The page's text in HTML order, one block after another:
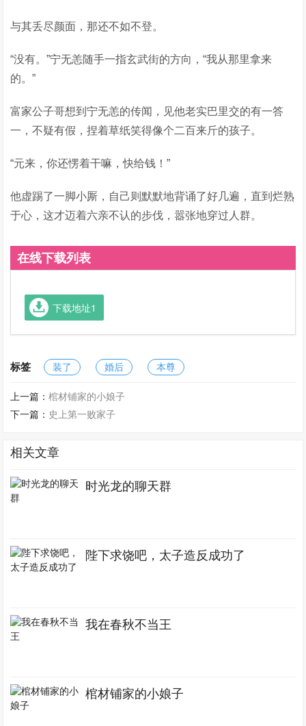
与其丢尽颜面，那还不如不登。
“没有。”宁无恙随手一指玄武街的方向，“我从那里拿来
的。”
富家公子哥想到宁无恙的传闻，见他老实巴里交的有一答
一，不疑有假，捏着草纸笑得像个二百来斤的孩子。
“元来，你还愣着干嘛，快给钱！”
他虚踢了一脚小厮，自己则默默地背诵了好几遍，直到烂熟
于心，这才迈着六亲不认的步伐，嚣张地穿过人群。
在线下载列表
下载地址1
标签 装了 婚后 本尊
上一篇：棺材铺家的小娘子
下一篇： 史上第一败家子
相关文章
时光龙的聊天群
陛下求饶吧，太子造反成功了
我在春秋不当王
棺材铺家的小娘子